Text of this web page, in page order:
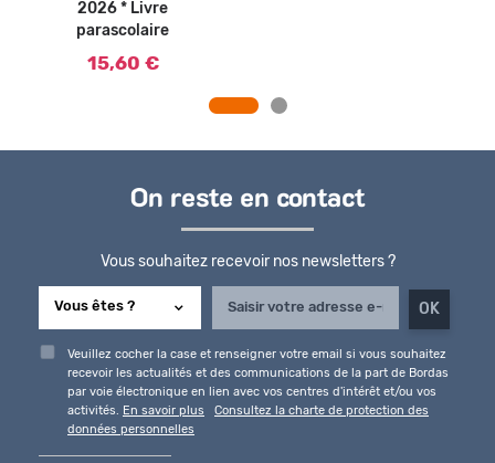
2026 * Livre
parascolaire
15,60 €
On reste en contact
Vous souhaitez recevoir nos newsletters ?
Veuillez cocher la case et renseigner votre email si vous souhaitez
recevoir les actualités et des communications de la part de Bordas
par voie électronique en lien avec vos centres d'intérêt et/ou vos
activités.
En savoir plus
Consultez la charte de protection des
données personnelles